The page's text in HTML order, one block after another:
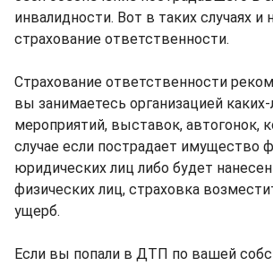
инвалидности. Вот в таких случаях и
страхование ответственности.
Страхование ответственности
вы занимаетесь организацией
мероприятий, выставок, автогонок,
случае если пострадает имущество
юридических лиц либо будет
физических лиц, страховка
ущерб.
Если вы попали в ДТП по вашей